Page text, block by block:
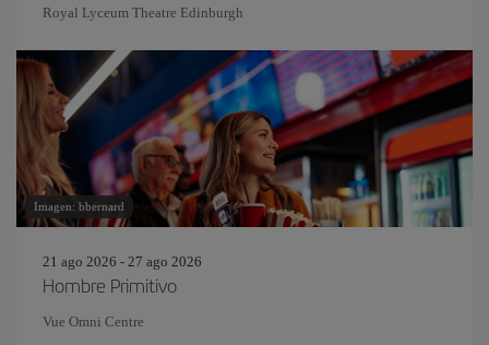
Royal Lyceum Theatre Edinburgh
Imagen: bbernard
21 ago 2026 - 27 ago 2026
Hombre Primitivo
Vue Omni Centre